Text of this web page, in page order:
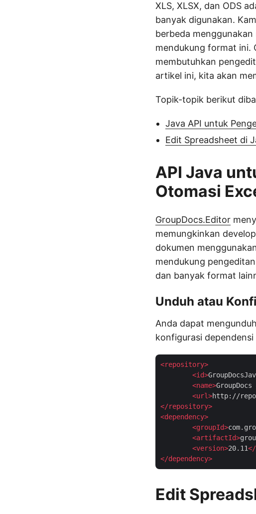
XLS, XLSX, dan ODS
banyak digunakan.
berbeda
mendukung format ini.
membutuhkan
artikel ini, kita akan
Topik-topik berikut
Java API untuk
Edit Spreadsheet di
API Java
Otomasi
GroupDocs.Editor
memungkinkan
dokumen
mendukung
dan banyak format
Unduh atau
Anda dapat
konfigurasi
<repository>
<id>
<name>
<url>http://
</repository>
<dependency>
<groupId>
<artifactId>
<version>20.11</
</dependency>
Edit